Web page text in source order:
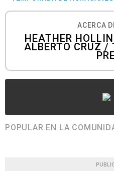
ACERCA
HEATHER
ALBERTO CRUZ /
POPULAR EN LA